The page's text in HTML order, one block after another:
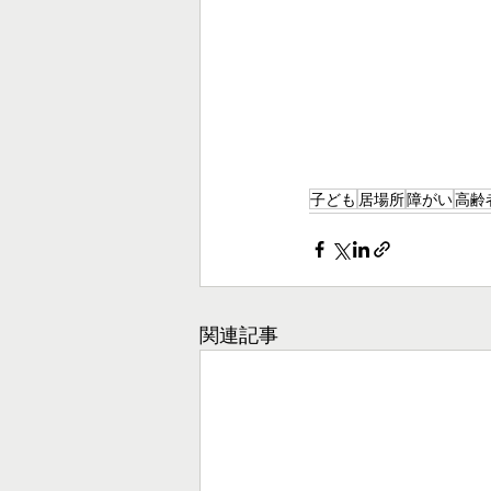
子ども 居場所障がい高齢
関連記事